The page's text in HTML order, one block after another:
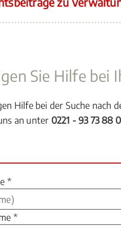
Sie Hilfe bei
Hilfe bei der Suche nach
an unter 0221 - 93 73 88
*
*